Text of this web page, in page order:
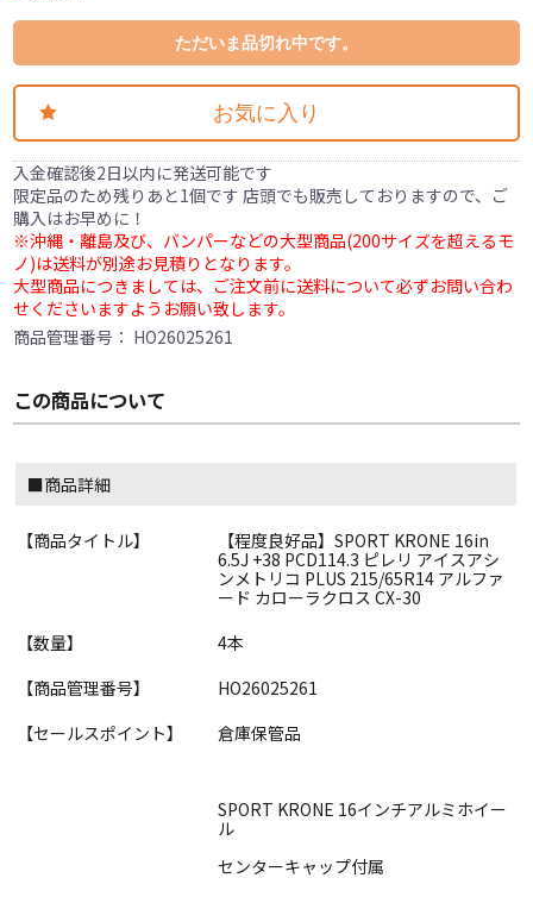
ただいま品切れ中です。
お気に入り
入金確認後2日以内に発送可能です
限定品のため残りあと1個です 店頭でも販売しておりますので、ご
購入はお早めに！
※沖縄・離島及び、バンパーなどの大型商品(200サイズを超えるモ
ノ)は送料が別途お見積りとなります。
大型商品につきましては、ご注文前に送料について必ずお問い合わ
せくださいますようお願い致します。
商品管理番号： HO26025261
この商品について
■商品詳細
【商品タイトル】
【程度良好品】SPORT KRONE 16in
6.5J +38 PCD114.3 ピレリ アイスアシ
ンメトリコ PLUS 215/65R14 アルファ
ード カローラクロス CX-30
【数量】
4本
【商品管理番号】
HO26025261
【セールスポイント】
倉庫保管品
SPORT KRONE 16インチアルミホイー
ル
センターキャップ付属